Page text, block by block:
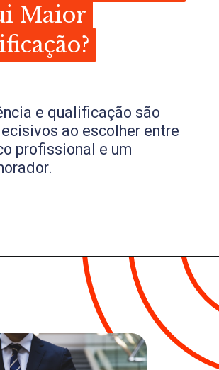
e qualificação são
ao escolher entre
profissional e um
Maior
Maior